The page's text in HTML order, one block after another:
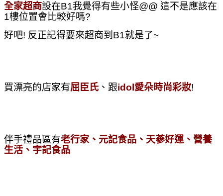
全家超商設在B1我覺得有些小怪@@ 這不是應該在
1樓位置會比較好嗎?
好吧! 反正記得要來超商到B1就是了~
買漂亮的店家有屈臣氏 、跟idol愛朵時尚彩妝!
伴手禮品區有老行家、元記食品、天蔘好運、營養
生活、宇記食品